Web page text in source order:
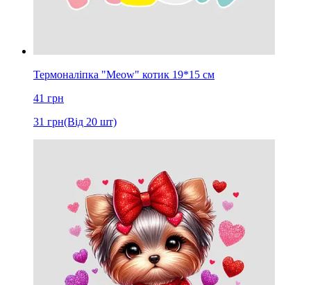
Термоналіпка "Meow" котик 19*15 см
41 грн
31 грн(Від 20 шт)